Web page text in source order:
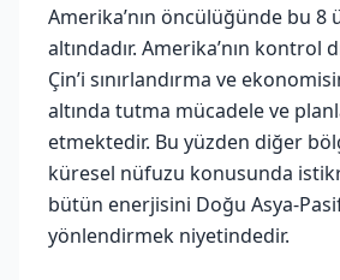
Amerika’nın öncülüğünde bu
altındadır. Amerika’nın kontrol
Çin’i sınırlandırma ve
altında tutma mücadele ve
etmektedir. Bu yüzden diğer
küresel nüfuzu konusunda
bütün enerjisini Doğu Asya-
yönlendirmek niyetindedir.